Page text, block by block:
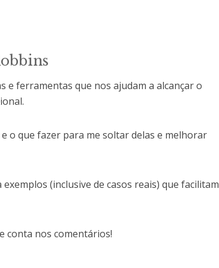
e ferramentas que nos ajudam a alcançar o
o que fazer para me soltar delas e melhorar
(inclusive de casos reais) que facilitam
conta nos comentários!